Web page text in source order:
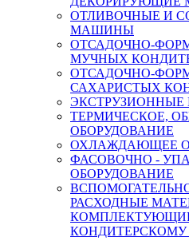
ОТЛИВОЧНЫЕ И
МАШИНЫ
ОТСАДОЧНО-
МУЧНЫХ
ОТСАДОЧНО-
САХАРИСТЫХ
ТЕРМИЧЕСКОЕ,
ОБОРУДОВАНИЕ
ОХЛАЖДАЮЩЕЕ
ФАСОВОЧНО -
ОБОРУДОВАНИЕ
РАСХОДНЫЕ